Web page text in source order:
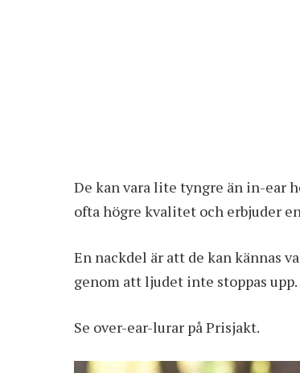
De kan vara lite tyngre än in-ear
ofta högre kvalitet och erbjuder
En nackdel är att de kan kännas
genom att ljudet inte stoppas upp.
Se over-ear-lurar på Prisjakt.